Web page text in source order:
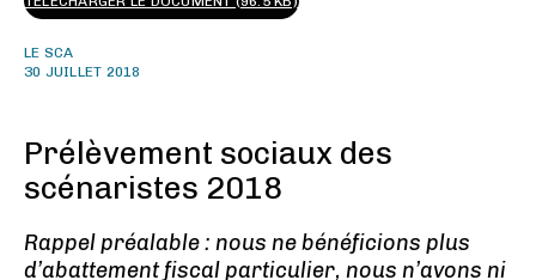
LE SCA
30 JUILLET 2018
Prélèvement sociaux des
scénaristes 2018
Rappel préalable : nous ne bénéficions plus
d’abattement fiscal particulier, nous n’avons ni